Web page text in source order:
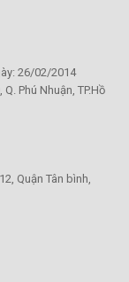
26/02/2014
Phú Nhuận, TP.Hồ
Quận Tân bình,